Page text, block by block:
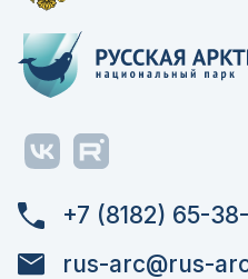
+7 (8182) 65-
rus-arc@rus-